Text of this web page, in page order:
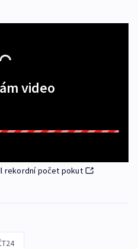
video
rekordní počet pokut